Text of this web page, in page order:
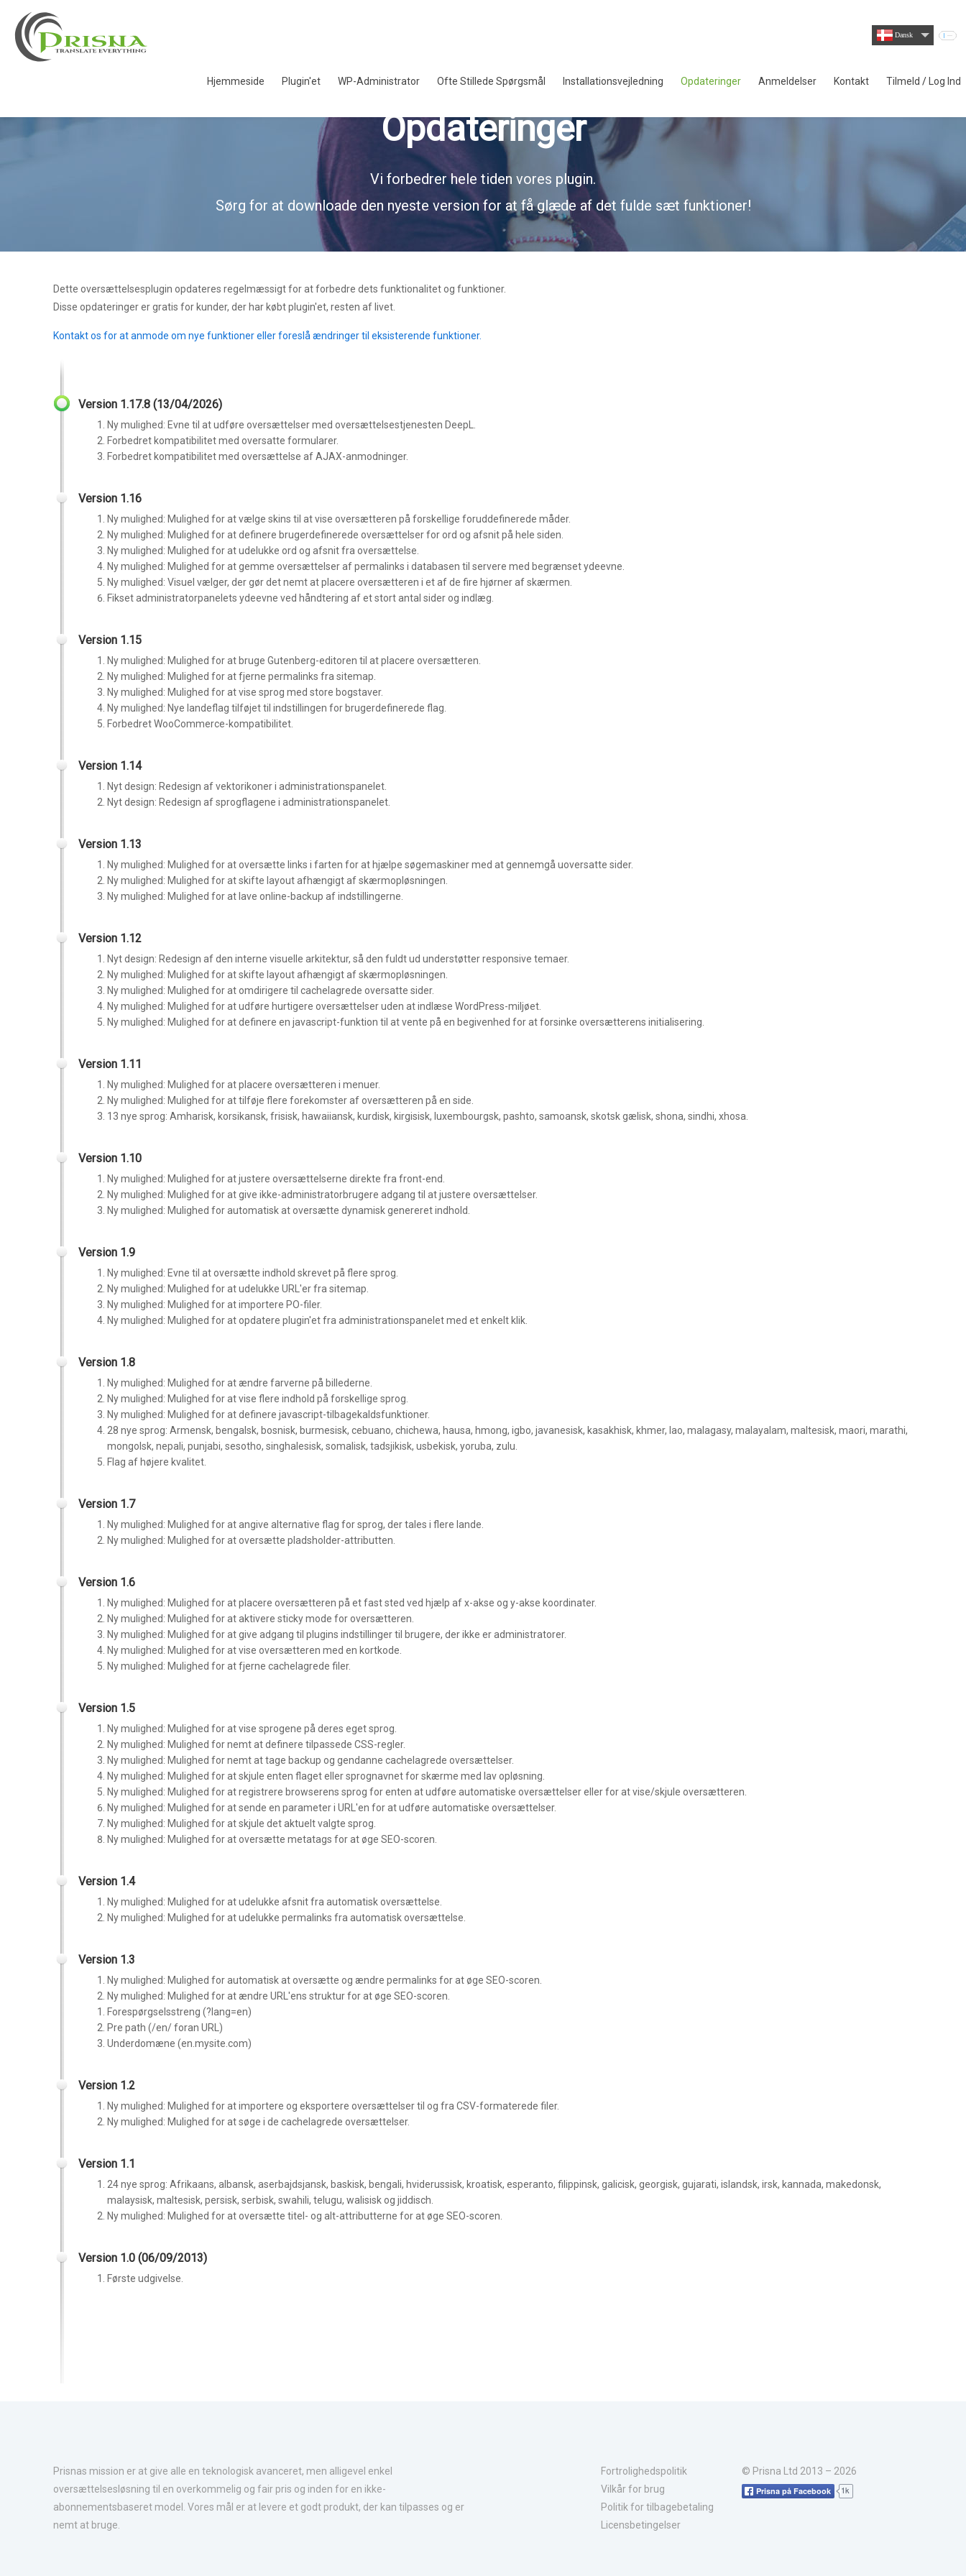
Dansk
Hjemmeside Plugin'et WP-Administrator Ofte Stillede Spørgsmål Installationsvejledning Opdateringer Anmeldelser Kontakt Tilmeld / Log Ind
Opdateringer
Vi forbedrer hele tiden vores plugin.
Sørg for at downloade den nyeste version for at få glæde af det fulde sæt funktioner!
Dette oversættelsesplugin opdateres regelmæssigt for at forbedre dets funktionalitet og funktioner.
Disse opdateringer er gratis for kunder, der har købt plugin'et, resten af livet.
Kontakt os for at anmode om nye funktioner eller foreslå ændringer til eksisterende funktioner.
Version 1.17.8 (13/04/2026)
Ny mulighed: Evne til at udføre oversættelser med oversættelsestjenesten DeepL.
Forbedret kompatibilitet med oversatte formularer.
Forbedret kompatibilitet med oversættelse af AJAX-anmodninger.
Version 1.16
Ny mulighed: Mulighed for at vælge skins til at vise oversætteren på forskellige foruddefinerede måder.
Ny mulighed: Mulighed for at definere brugerdefinerede oversættelser for ord og afsnit på hele siden.
Ny mulighed: Mulighed for at udelukke ord og afsnit fra oversættelse.
Ny mulighed: Mulighed for at gemme oversættelser af permalinks i databasen til servere med begrænset ydeevne.
Ny mulighed: Visuel vælger, der gør det nemt at placere oversætteren i et af de fire hjørner af skærmen.
Fikset administratorpanelets ydeevne ved håndtering af et stort antal sider og indlæg.
Version 1.15
Ny mulighed: Mulighed for at bruge Gutenberg-editoren til at placere oversætteren.
Ny mulighed: Mulighed for at fjerne permalinks fra sitemap.
Ny mulighed: Mulighed for at vise sprog med store bogstaver.
Ny mulighed: Nye landeflag tilføjet til indstillingen for brugerdefinerede flag.
Forbedret WooCommerce-kompatibilitet.
Version 1.14
Nyt design: Redesign af vektorikoner i administrationspanelet.
Nyt design: Redesign af sprogflagene i administrationspanelet.
Version 1.13
Ny mulighed: Mulighed for at oversætte links i farten for at hjælpe søgemaskiner med at gennemgå uoversatte sider.
Ny mulighed: Mulighed for at skifte layout afhængigt af skærmopløsningen.
Ny mulighed: Mulighed for at lave online-backup af indstillingerne.
Version 1.12
Nyt design: Redesign af den interne visuelle arkitektur, så den fuldt ud understøtter responsive temaer.
Ny mulighed: Mulighed for at skifte layout afhængigt af skærmopløsningen.
Ny mulighed: Mulighed for at omdirigere til cachelagrede oversatte sider.
Ny mulighed: Mulighed for at udføre hurtigere oversættelser uden at indlæse WordPress-miljøet.
Ny mulighed: Mulighed for at definere en javascript-funktion til at vente på en begivenhed for at forsinke oversætterens initialisering.
Version 1.11
Ny mulighed: Mulighed for at placere oversætteren i menuer.
Ny mulighed: Mulighed for at tilføje flere forekomster af oversætteren på en side.
13 nye sprog: Amharisk, korsikansk, frisisk, hawaiiansk, kurdisk, kirgisisk, luxembourgsk, pashto, samoansk, skotsk gælisk, shona, sindhi, xhosa.
Version 1.10
Ny mulighed: Mulighed for at justere oversættelserne direkte fra front-end.
Ny mulighed: Mulighed for at give ikke-administratorbrugere adgang til at justere oversættelser.
Ny mulighed: Mulighed for automatisk at oversætte dynamisk genereret indhold.
Version 1.9
Ny mulighed: Evne til at oversætte indhold skrevet på flere sprog.
Ny mulighed: Mulighed for at udelukke URL'er fra sitemap.
Ny mulighed: Mulighed for at importere PO-filer.
Ny mulighed: Mulighed for at opdatere plugin'et fra administrationspanelet med et enkelt klik.
Version 1.8
Ny mulighed: Mulighed for at ændre farverne på billederne.
Ny mulighed: Mulighed for at vise flere indhold på forskellige sprog.
Ny mulighed: Mulighed for at definere javascript-tilbagekaldsfunktioner.
28 nye sprog: Armensk, bengalsk, bosnisk, burmesisk, cebuano, chichewa, hausa, hmong, igbo, javanesisk, kasakhisk, khmer, lao, malagasy, malayalam, maltesisk, maori, marathi,
mongolsk, nepali, punjabi, sesotho, singhalesisk, somalisk, tadsjikisk, usbekisk, yoruba, zulu.
Flag af højere kvalitet.
Version 1.7
Ny mulighed: Mulighed for at angive alternative flag for sprog, der tales i flere lande.
Ny mulighed: Mulighed for at oversætte pladsholder-attributten.
Version 1.6
Ny mulighed: Mulighed for at placere oversætteren på et fast sted ved hjælp af x-akse og y-akse koordinater.
Ny mulighed: Mulighed for at aktivere sticky mode for oversætteren.
Ny mulighed: Mulighed for at give adgang til plugins indstillinger til brugere, der ikke er administratorer.
Ny mulighed: Mulighed for at vise oversætteren med en kortkode.
Ny mulighed: Mulighed for at fjerne cachelagrede filer.
Version 1.5
Ny mulighed: Mulighed for at vise sprogene på deres eget sprog.
Ny mulighed: Mulighed for nemt at definere tilpassede CSS-regler.
Ny mulighed: Mulighed for nemt at tage backup og gendanne cachelagrede oversættelser.
Ny mulighed: Mulighed for at skjule enten flaget eller sprognavnet for skærme med lav opløsning.
Ny mulighed: Mulighed for at registrere browserens sprog for enten at udføre automatiske oversættelser eller for at vise/skjule oversætteren.
Ny mulighed: Mulighed for at sende en parameter i URL'en for at udføre automatiske oversættelser.
Ny mulighed: Mulighed for at skjule det aktuelt valgte sprog.
Ny mulighed: Mulighed for at oversætte metatags for at øge SEO-scoren.
Version 1.4
Ny mulighed: Mulighed for at udelukke afsnit fra automatisk oversættelse.
Ny mulighed: Mulighed for at udelukke permalinks fra automatisk oversættelse.
Version 1.3
Ny mulighed: Mulighed for automatisk at oversætte og ændre permalinks for at øge SEO-scoren.
Ny mulighed: Mulighed for at ændre URL'ens struktur for at øge SEO-scoren.
Forespørgselsstreng (?lang=en)
Pre path (/en/ foran URL)
Underdomæne (en.mysite.com)
Version 1.2
Ny mulighed: Mulighed for at importere og eksportere oversættelser til og fra CSV-formaterede filer.
Ny mulighed: Mulighed for at søge i de cachelagrede oversættelser.
Version 1.1
24 nye sprog: Afrikaans, albansk, aserbajdsjansk, baskisk, bengali, hviderussisk, kroatisk, esperanto, filippinsk, galicisk, georgisk, gujarati, islandsk, irsk, kannada, makedonsk,
malaysisk, maltesisk, persisk, serbisk, swahili, telugu, walisisk og jiddisch.
Ny mulighed: Mulighed for at oversætte titel- og alt-attributterne for at øge SEO-scoren.
Version 1.0 (06/09/2013)
Første udgivelse.
Prisnas mission er at give alle en teknologisk avanceret, men alligevel enkel
oversættelsesløsning til en overkommelig og fair pris og inden for en ikke-
abonnementsbaseret model. Vores mål er at levere et godt produkt, der kan tilpasses og er
nemt at bruge.
Fortrolighedspolitik
Vilkår for brug
Politik for tilbagebetaling
Licensbetingelser
© Prisna Ltd 2013 – 2026
Prisna på Facebook 1k